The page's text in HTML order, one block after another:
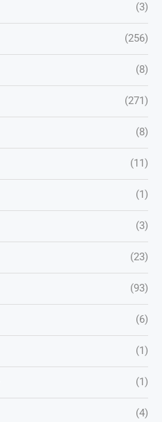
(3)
(256)
(8)
(271)
(8)
(11)
(1)
(3)
(23)
(93)
(6)
(1)
(1)
(4)